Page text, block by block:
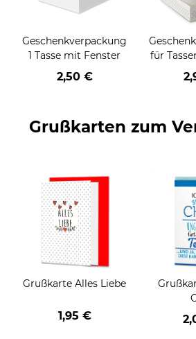
Geschenkverpackung
1 Tasse mit Fenster
2,50 €
für
Grußkarten zum
Grußkarte Alles Liebe
1,95 €